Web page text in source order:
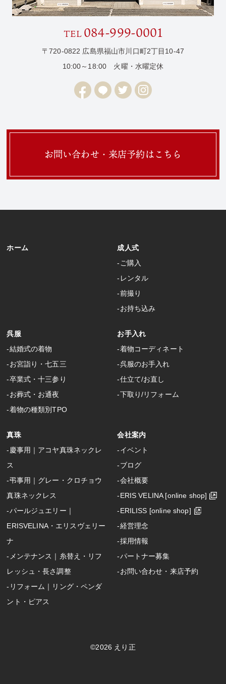
TEL 084-999-0001
〒720-0822 広島県福山市川口町2丁目10-47
10:00～18:00 火曜・水曜定休
お問い合わせ・来店予約はこちら
ホーム
成人式
‐ご購入
‐レンタル
‐前撮り
‐お持ち込み
呉服
‐結婚式の着物
‐お宮詣り・七五三
‐卒業式・十三参り
‐お葬式・お通夜
‐着物の種類別TPO
お手入れ
‐着物コーディネート
‐呉服のお手入れ
‐仕立て/お直し
‐下取り/リフォーム
真珠
‐慶事用｜アコヤ真珠ネックレ
ス
‐弔事用｜グレー・クロチョウ
真珠ネックレス
‐パールジュエリー｜
ERISVELINA・エリスヴェリー
ナ
‐メンテナンス｜糸替え・リフ
レッシュ・長さ調整
‐リフォーム｜リング・ペンダ
ント・ピアス
会社案内
‐イベント
‐ブログ
‐会社概要
‐ERIS VELINA [online shop]
‐ERILISS [online shop]
‐経営理念
‐採用情報
‐パートナー募集
‐お問い合わせ・来店予約
©2026 えり正